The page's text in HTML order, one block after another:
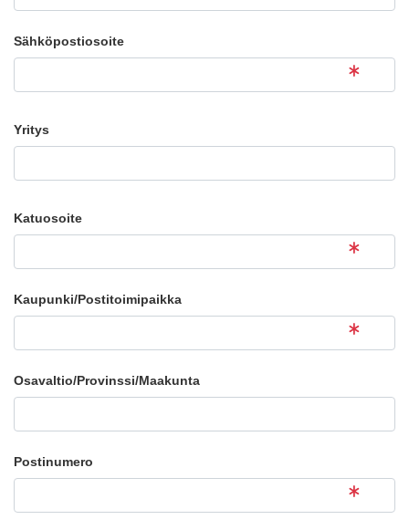
Sähköpostiosoite
Yritys
Katuosoite
Kaupunki/Postitoimipaikka
Osavaltio/Provinssi/Maakunta
Postinumero